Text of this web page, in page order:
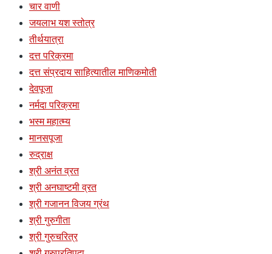
चार वाणी
जयलाभ यश स्तोत्र
तीर्थयात्रा
दत्त परिक्रमा
दत्त संप्रदाय साहित्यातील माणिकमोती
देवपूजा
नर्मदा परिक्रमा
भस्म महात्म्य
मानसपूजा
रुद्राक्ष
श्री अनंत व्रत
श्री अनघाष्टमी व्रत
श्री गजानन विजय ग्रंथ
श्री गुरुगीता
श्री गुरुचरित्र